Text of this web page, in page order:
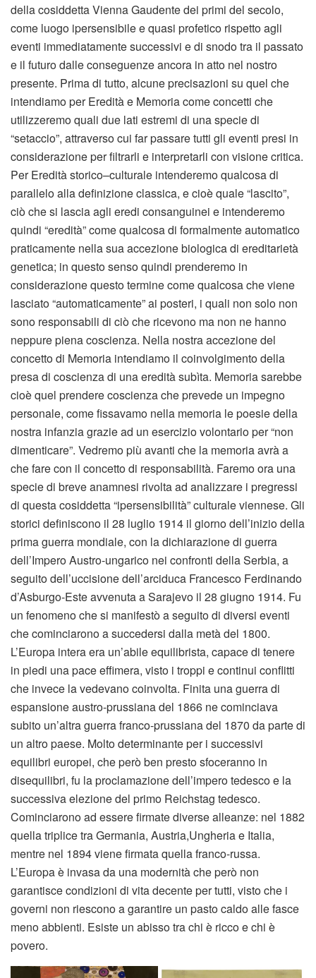
della cosiddetta Vienna Gaudente dei primi del secolo,
come luogo ipersensibile e quasi profetico rispetto agli
eventi immediatamente successivi e di snodo tra il passato
e il futuro dalle conseguenze ancora in atto nel nostro
presente. Prima di tutto, alcune precisazioni su quel che
intendiamo per Eredità e Memoria come concetti che
utilizzeremo quali due lati estremi di una specie di
“setaccio”, attraverso cui far passare tutti gli eventi presi in
considerazione per filtrarli e interpretarli con visione critica.
Per Eredità storico–culturale intenderemo qualcosa di
parallelo alla definizione classica, e cioè quale “lascito”,
ciò che si lascia agli eredi consanguinei e intenderemo
quindi “eredità” come qualcosa di formalmente automatico
praticamente nella sua accezione biologica di ereditarietà
genetica; in questo senso quindi prenderemo in
considerazione questo termine come qualcosa che viene
lasciato “automaticamente” ai posteri, i quali non solo non
sono responsabili di ciò che ricevono ma non ne hanno
neppure piena coscienza. Nella nostra accezione del
concetto di Memoria intendiamo il coinvolgimento della
presa di coscienza di una eredità subìta. Memoria sarebbe
cioè quel prendere coscienza che prevede un impegno
personale, come fissavamo nella memoria le poesie della
nostra infanzia grazie ad un esercizio volontario per “non
dimenticare”. Vedremo più avanti che la memoria avrà a
che fare con il concetto di responsabilità. Faremo ora una
specie di breve anamnesi rivolta ad analizzare i pregressi
di questa cosiddetta “ipersensibilità” culturale viennese. Gli
storici definiscono il 28 luglio 1914 il giorno dell’inizio della
prima guerra mondiale, con la dichiarazione di guerra
dell’Impero Austro-ungarico nei confronti della Serbia, a
seguito dell’uccisione dell’arciduca Francesco Ferdinando
d’Asburgo-Este avvenuta a Sarajevo il 28 giugno 1914. Fu
un fenomeno che si manifestò a seguito di diversi eventi
che cominciarono a succedersi dalla metà del 1800.
L’Europa intera era un’abile equilibrista, capace di tenere
in piedi una pace effimera, visto i troppi e continui conflitti
che invece la vedevano coinvolta. Finita una guerra di
espansione austro-prussiana del 1866 ne cominciava
subito un’altra guerra franco-prussiana del 1870 da parte di
un altro paese. Molto determinante per i successivi
equilibri europei, che però ben presto sfoceranno in
disequilibri, fu la proclamazione dell’impero tedesco e la
successiva elezione del primo Reichstag tedesco.
Cominciarono ad essere firmate diverse alleanze: nel 1882
quella triplice tra Germania, Austria,Ungheria e Italia,
mentre nel 1894 viene firmata quella franco-russa.
L’Europa è invasa da una modernità che però non
garantisce condizioni di vita decente per tutti, visto che i
governi non riescono a garantire un pasto caldo alle fasce
meno abbienti. Esiste un abisso tra chi è ricco e chi è
povero.